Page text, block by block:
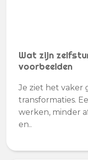
Wat zijn
voorbeelden
Je ziet het vaker
transformaties.
werken, minder
en..